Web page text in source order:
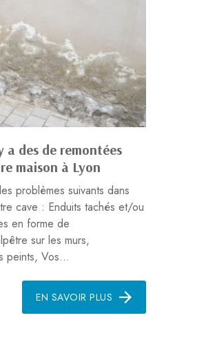
des de remontées
maison à Lyon
problèmes suivants dans
cave : Enduits tachés et/ou
en forme de
sur les murs,
peints, Vos...
EN SAVOIR PLUS